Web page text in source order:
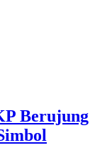
Berujung